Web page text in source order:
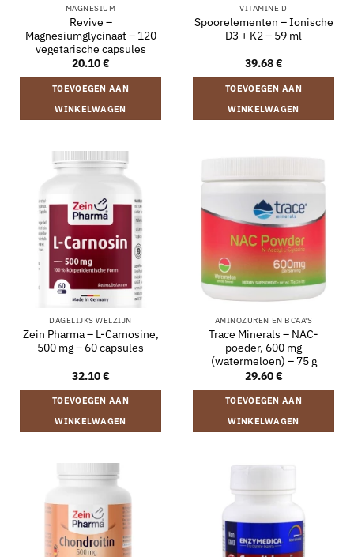
MAGNESIUM
Revive –
Magnesiumglycinaat – 120
vegetarische capsules
20.10€
TOEVOEGEN AAN
WINKELWAGEN
VITAMINE D
Spoorelementen – Ionische
D3 + K2 – 59 ml
39.68€
TOEVOEGEN AAN
WINKELWAGEN
DAGELIJKS WELZIJN
Zein Pharma – L-Carnosine,
500 mg – 60 capsules
32.10€
TOEVOEGEN AAN
WINKELWAGEN
AMINOZUREN EN BCAA'S
Trace Minerals – NAC-
poeder, 600 mg
(watermeloen) – 75 g
29.60€
TOEVOEGEN AAN
WINKELWAGEN